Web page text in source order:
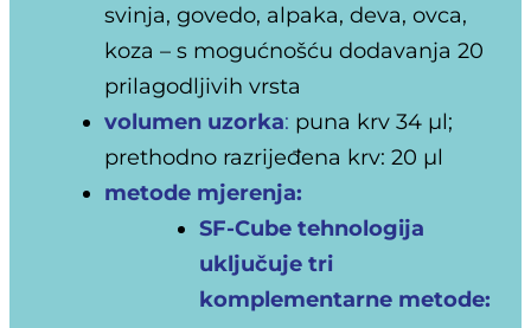
svinja, govedo, alpaka, deva, ovca,
koza – s mogućnošću dodavanja 20
prilagodljivih vrsta
volumen uzorka: puna krv 34 µl;
prethodno razrijeđena krv: 20 µl
metode mjerenja:
SF-Cube tehnologija
uključuje tri
komplementarne metode: